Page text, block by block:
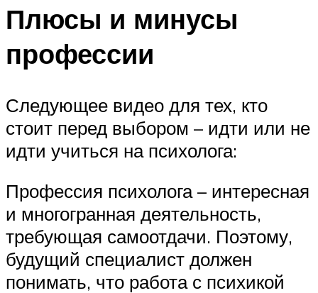
Плюсы и минусы
профессии
Следующее видео для тех, кто
стоит перед выбором – идти или не
идти учиться на психолога:
Профессия психолога – интересная
и многогранная деятельность,
требующая самоотдачи. Поэтому,
будущий специалист должен
понимать, что работа с психикой